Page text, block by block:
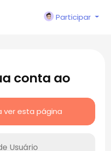
Participar
conta ao
ver esta página